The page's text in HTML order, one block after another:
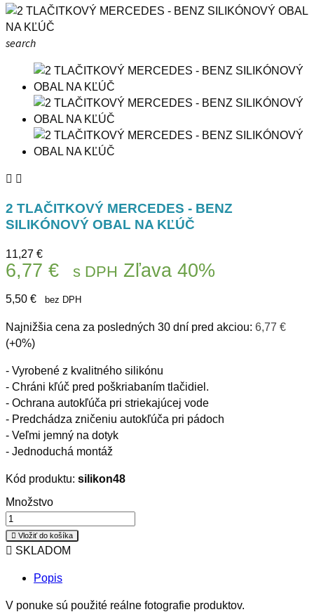
search
 
2 TLAČITKOVÝ MERCEDES - BENZ
SILIKÓNOVÝ OBAL NA KĽÚČ
11,27 €
6,77 € s DPH Zľava 40%
5,50 € bez DPH
Najnižšia cena za posledných 30 dní pred akciou: 6,77 €
(+0%)
- Vyrobené z kvalitného silikónu
- Chráni kľúč pred poškriabaním tlačidiel.
- Ochrana autokľúča pri striekajúcej vode
- Predchádza zničeniu autokľúča pri pádoch
- Veľmi jemný na dotyk
- Jednoduchá montáž
Kód produktu: silikon48
Množstvo
 Vložiť do košíka
 SKLADOM
Popis
V ponuke sú použité reálne fotografie produktov.